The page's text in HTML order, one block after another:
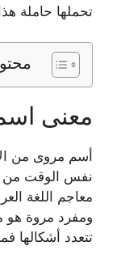
تحملها حاملة
معنى
أسم مروى من
نفس الوقت من
معاجم اللغة
ومفرد مروة هو
تتعدد أشكالها